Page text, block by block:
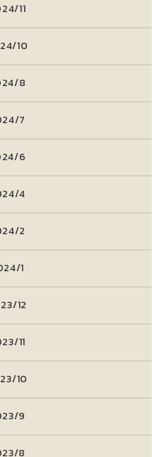
11
10
8
7
6
4
2
1
12
11
10
9
8